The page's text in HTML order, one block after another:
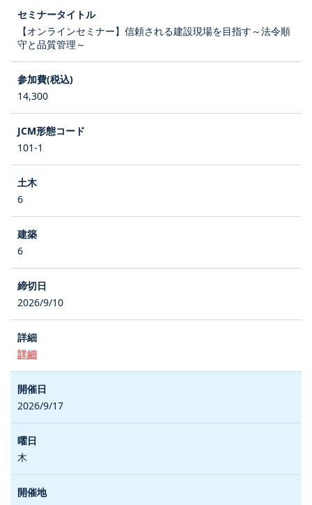
【オンラインセミナー】信頼される建設現場を目指す～法令順
守と品質管理～
14,300
101-1
6
6
2026/9/10
詳細
2026/9/17
木